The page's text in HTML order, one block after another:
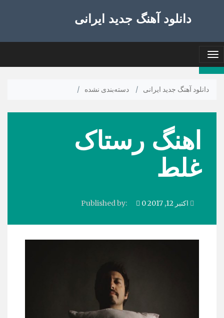
دانلود آهنگ جدید ایرانی
Toggle
navigation
دانلود آهنگ جدید ایرانی / دسته‌بندی نشده /
اهنگ رستاک
غلط
اکتبر 12, 2017 Published by: 0